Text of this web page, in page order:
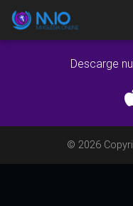
Descarge
© 2026